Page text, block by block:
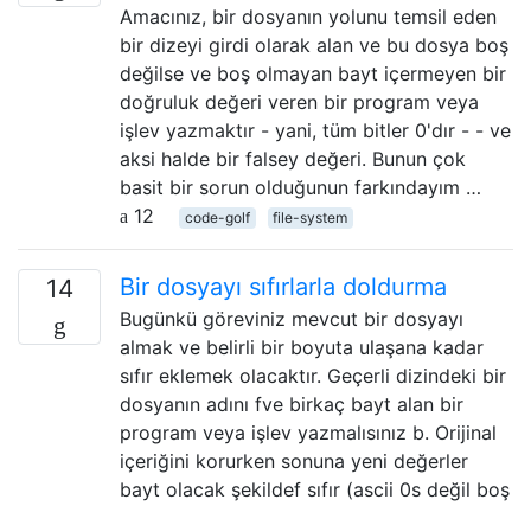
Amacınız, bir dosyanın yolunu temsil eden
bir dizeyi girdi olarak alan ve bu dosya boş
değilse ve boş olmayan bayt içermeyen bir
doğruluk değeri veren bir program veya
işlev yazmaktır - yani, tüm bitler 0'dır - - ve
aksi halde bir falsey değeri. Bunun çok
basit bir sorun olduğunun farkındayım …
12
code-golf file-system
14 Bir dosyayı sıfırlarla doldurma
Bugünkü göreviniz mevcut bir dosyayı
almak ve belirli bir boyuta ulaşana kadar
sıfır eklemek olacaktır. Geçerli dizindeki bir
dosyanın adını fve birkaç bayt alan bir
program veya işlev yazmalısınız b. Orijinal
içeriğini korurken sonuna yeni değerler
bayt olacak şekildef sıfır (ascii 0s değil boş